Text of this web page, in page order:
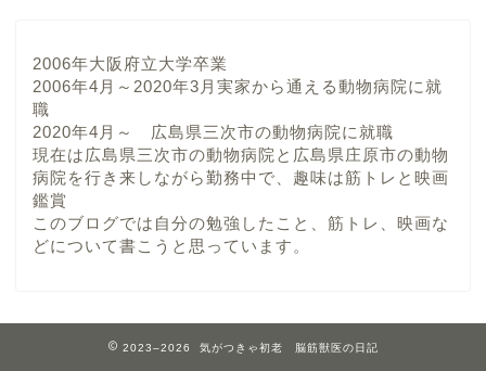
2006年大阪府立大学卒業
2006年4月～2020年3月実家から通える動物病院に就
職
2020年4月～ 広島県三次市の動物病院に就職
現在は広島県三次市の動物病院と広島県庄原市の動物
病院を行き来しながら勤務中で、趣味は筋トレと映画
鑑賞
このブログでは自分の勉強したこと、筋トレ、映画な
どについて書こうと思っています。
2023–2026 気がつきゃ初老 脳筋獣医の日記